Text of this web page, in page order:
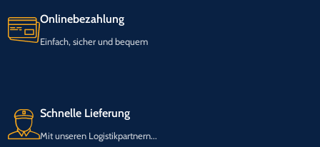
Onlinebezahlung
Einfach, sicher und bequem
Schnelle Lieferung
Mit unseren Logistikpartnern...